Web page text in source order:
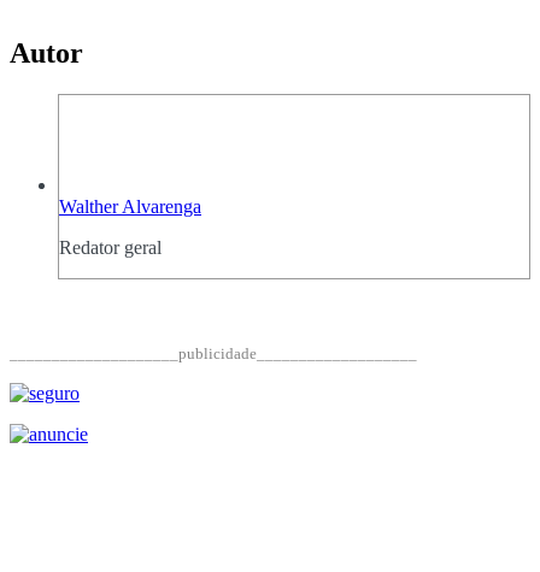
Autor
Walther Alvarenga
Redator geral
____________________publicidade___________________